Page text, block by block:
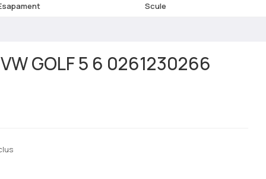
Scule
GOLF 5 6 0261230266